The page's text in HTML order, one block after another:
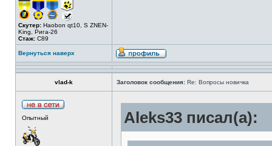
Скутер: Haobon qt10, S ZNEN-
King, Рига-26
Стаж: C89
Вернуться наверх
vlad-k Заголовок сообщения: Re: Вопросы новичка
Опытный Aleks33 писал(а):